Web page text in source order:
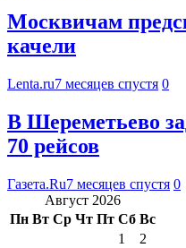
Москвичам
качели
Lenta.ru7 месяцев спустя 0
В Шереметьево
70 рейсов
Газета.Ru7 месяцев спустя 0
Август 2026
Пн Вт Ср Чт Пт Сб Вс
1
2